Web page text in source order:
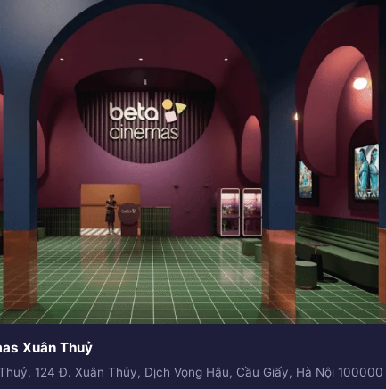
Xuân Thuỷ
124 Đ. Xuân Thủy, Dịch Vọng Hậu, Cầu Giấy, Hà Nội 100000